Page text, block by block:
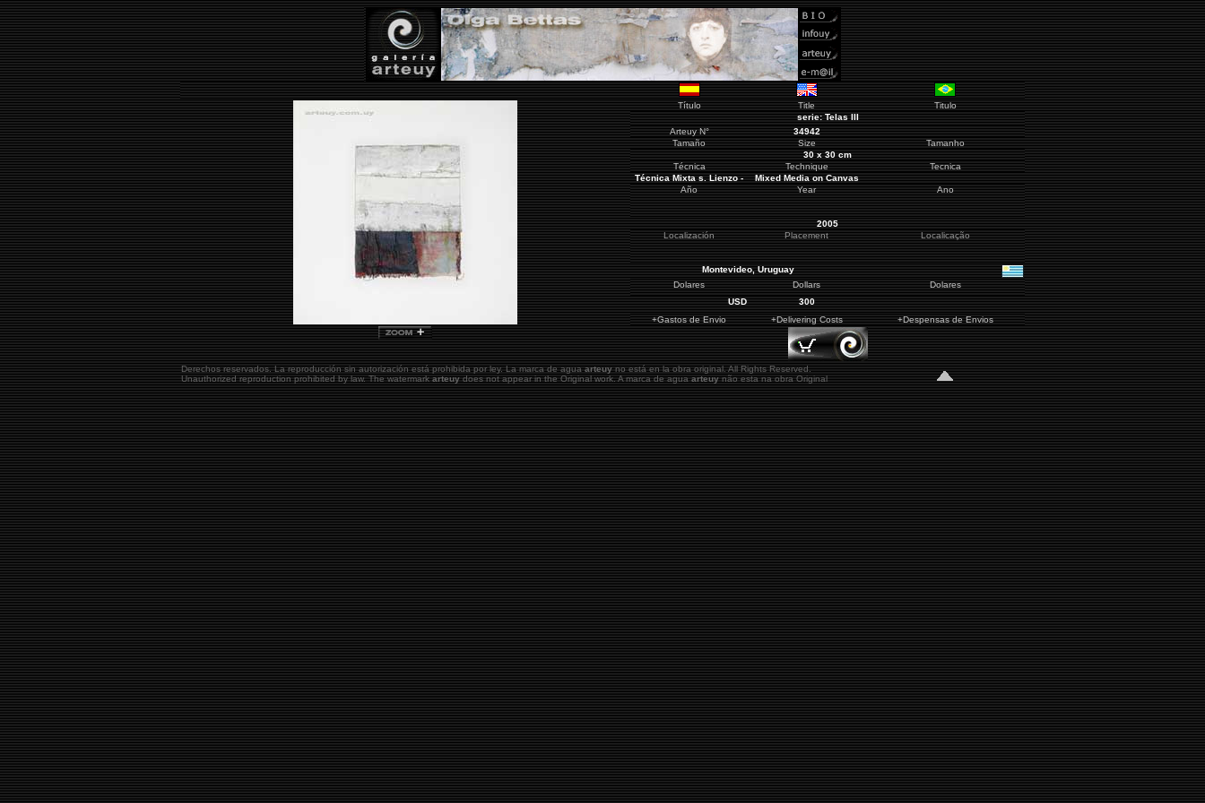
Título Title
Titulo
serie: Telas III
ArteuyN°
34942
Tamaño
Size
Tamanho
30 x 30 cm
Técnica
Technique
Tecnica
Técnica Mixta s. Lienzo -
Mixed Media on Canvas
Año
Year Ano
2005
Localización
Placement Localicação
Montevideo, Uruguay
Dolares
Dollars
Dolares
USD
300
+Gastos de Envio
+Delivering Costs +Despensas de Envios
Derechos reservados. La reproducción sin autorización está prohibida por ley. La marca de aguaarteuyno está en la obra original.All Rights Reserved.
Unauthorized reproduction prohibited by law. The watermarkarteuydoes not appear in the Original work. A marca de aguaarteuynão esta na obra Original